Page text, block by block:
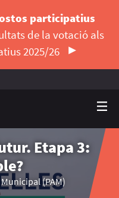
participatius
de la votació als
2025/26
Etapa 3:
(PAM)